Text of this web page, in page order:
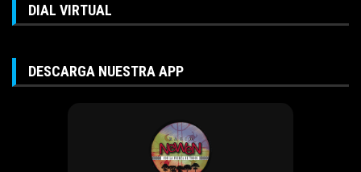
DIAL VIRTUAL
DESCARGA NUESTRA APP